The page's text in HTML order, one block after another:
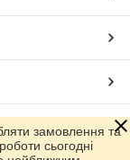
замовлення та
сьогодні